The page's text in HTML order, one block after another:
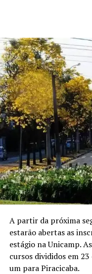
A partir da próxima
estarão abertas as
estágio na Unicamp.
cursos divididos em
um para Piracicaba.